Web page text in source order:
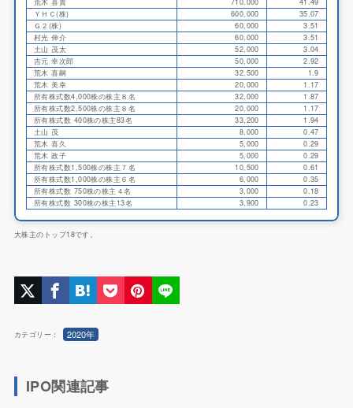
荒木 喜貴 710,000
41.49
ＹＨＣ(株)
600,000
35.07
Ｇ２(株)
60,000
3.51
村光 伸介
60,000
3.51
土山 茂太
52,000
3.04
吉元 幸次郎
50,000
2.92
荒木 喜嗣
32,500
1.9
荒木 美幸
20,000
1.17
所有株式数4,000株の株主８名
32,000
1.87
所有株式数2,500株の株主８名
20,000
1.17
所有株式数 400株の株主83名
33,200
1.94
土山 茂
8,000
0.47
荒木 喜久
5,000
0.29
荒木 政子
5,000
0.29
所有株式数1,500株の株主７名
10,500
0.61
所有株式数1,000株の株主６名
6,000
0.35
所有株式数 750株の株主４名
3,000
0.18
所有株式数 300株の株主13名
3,900 0.23
大株主のトップ18です。
カテゴリー： 2020年
IPO関連記事